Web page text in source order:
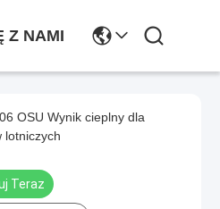
Z NAMI
OSU Wynik cieplny dla
lotniczych
Teraz